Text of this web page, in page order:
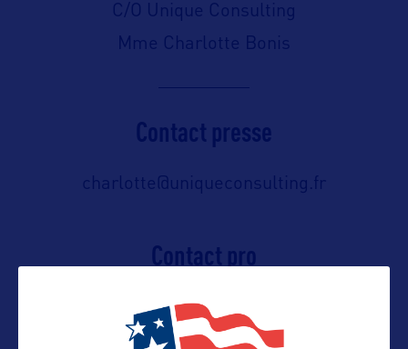
C/O Unique Consulting
Mme Charlotte Bonis
Contact presse
charlotte@uniqueconsulting.fr
Contact pro
charlotte@uniqueconsulting.fr